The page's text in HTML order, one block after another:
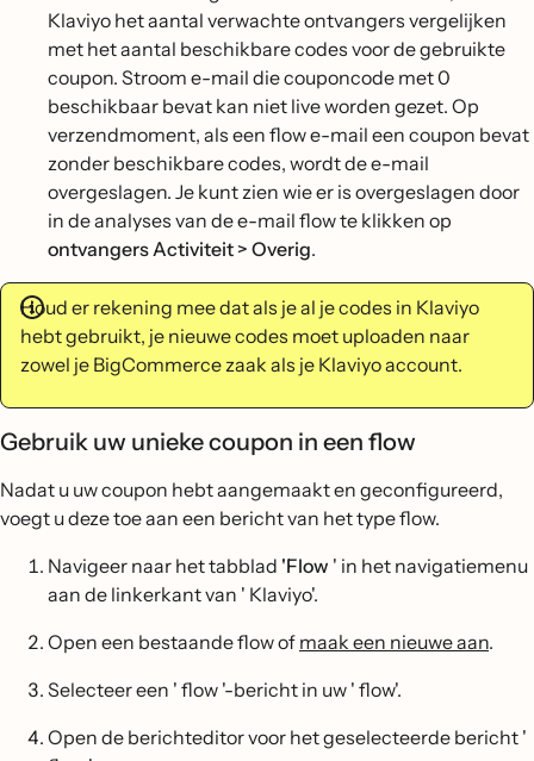
Klaviyo het aantal verwachte ontvangers vergelijken
met het aantal beschikbare codes voor de gebruikte
coupon. Stroom e-mail die couponcode met 0
beschikbaar bevat kan niet live worden gezet. Op
verzendmoment, als een flow e-mail een coupon bevat
zonder beschikbare codes, wordt de e-mail
overgeslagen. Je kunt zien wie er is overgeslagen door
in de analyses van de e-mail flow te klikken op
ontvangers Activiteit > Overig.
Houd er rekening mee dat als je al je codes in Klaviyo
hebt gebruikt, je nieuwe codes moet uploaden naar
zowel je BigCommerce zaak als je Klaviyo account.
Gebruik uw unieke coupon in een flow
Nadat u uw coupon hebt aangemaakt en geconfigureerd,
voegt u deze toe aan een bericht van het type flow.
Navigeer naar het tabblad 'Flow ' in het navigatiemenu
aan de linkerkant van ' Klaviyo'.
Open een bestaande flow of maak een nieuwe aan.
Selecteer een ' flow '-bericht in uw ' flow'.
Open de berichteditor voor het geselecteerde bericht '